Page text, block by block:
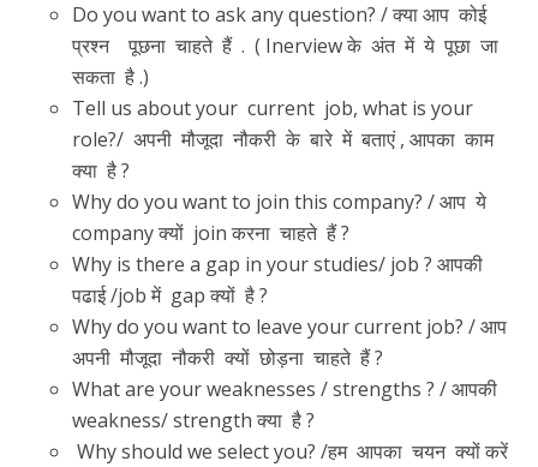
Do you want to ask any question? / क्या आप कोई
प्रश्न पूछना चाहते हैं . ( Inerview के अंत में ये पूछा जा
सकता है .)
Tell us about your current job, what is your
role?/ अपनी मौजूदा नौकरी के बारे में बताएं , आपका काम
क्या है ?
Why do you want to join this company? / आप ये
company क्यों join करना चाहते हैं ?
Why is there a gap in your studies/ job ? आपकी
पढाई /job में gap क्यों है ?
Why do you want to leave your current job? / आप
अपनी मौजूदा नौकरी क्यों छोड़ना चाहते हैं ?
What are your weaknesses / strengths ? / आपकी
weakness/ strength क्या है ?
Why should we select you? /हम आपका चयन क्यों करें